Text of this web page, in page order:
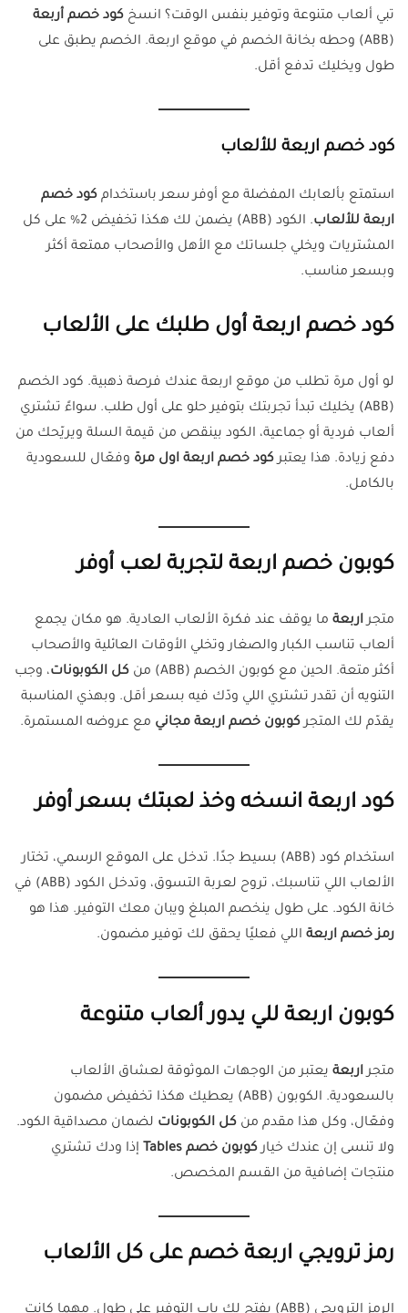
تبي ألعاب متنوعة وتوفير بنفس الوقت؟ انسخ كود خصم أربعة
(ABB) وحطه بخانة الخصم في موقع اربعة. الخصم يطبق على
طول ويخليك تدفع أقل.
كود خصم اربعة للألعاب
استمتع بألعابك المفضلة مع أوفر سعر باستخدام كود خصم
اربعة للألعاب
. الكود (ABB) يضمن لك هكذا تخفيض 2% على كل
المشتريات ويخلي جلساتك مع الأهل والأصحاب ممتعة أكثر
وبسعر مناسب.
كود خصم اربعة أول طلبك على الألعاب
لو أول مرة تطلب من موقع اربعة عندك فرصة ذهبية. كود الخصم
(ABB) يخليك تبدأ تجربتك بتوفير حلو على أول طلب. سواءً تشتري
ألعاب فردية أو جماعية، الكود بينقص من قيمة السلة ويريّحك من
دفع زيادة. هذا يعتبركود خصم اربعة اول مرة وفعّال للسعودية
بالكامل.
كوبون خصم اربعة لتجربة لعب أوفر
متجراربعة ما يوقف عند فكرة الألعاب العادية. هو مكان يجمع
ألعاب تناسب الكبار والصغار وتخلي الأوقات العائلية والأصحاب
أكثر متعة. الحين مع كوبون الخصم (ABB) من
كل الكوبونات، وجب
التنويه أن تقدر تشتري اللي ودّك فيه بسعر أقل. وبهذي المناسبة
يقدّم لك المتجركوبون خصم اربعة مجاني مع عروضه المستمرة.
كود اربعة انسخه وخذ لعبتك بسعر أوفر
استخدام كود (ABB) بسيط جدًا. تدخل على الموقع الرسمي، تختار
الألعاب اللي تناسبك، تروح لعربة التسوق، وتدخل الكود (ABB) في
خانة الكود. على طول ينخصم المبلغ ويبان معك التوفير. هذا هو
رمز خصم اربعة اللي فعليًا يحقق لك توفير مضمون.
كوبون اربعة للي يدور ألعاب متنوعة
متجراربعة يعتبر من الوجهات الموثوقة لعشاق الألعاب
بالسعودية. الكوبون (ABB) يعطيك هكذا تخفيض مضمون
وفعّال، وكل هذا مقدم من كل الكوبونات لضمان مصداقية الكود.
ولا تنسى إن عندك خياركوبون خصم Tables
إذا ودك تشتري
منتجات إضافية من القسم المخصص.
رمز ترويجي اربعة خصم على كل الألعاب